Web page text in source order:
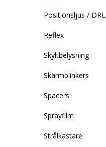
Positionsljus / DRL
Reflex
Skyltbelysning
Skärmblinkers
Spacers
Sprayfilm
Strålkastare